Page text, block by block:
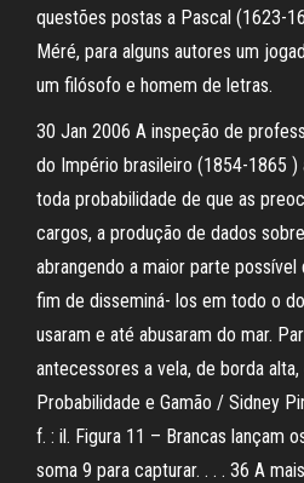
questões postas a Pascal (1623-
Méré, para alguns autores um
um filósofo e homem de letras.
30 Jan 2006 A inspeção de
do Império brasileiro (1854-1865 )
toda probabilidade de que as
cargos, a produção de dados
abrangendo a maior parte
fim de disseminá- los em todo o
usaram e até abusaram do mar.
antecessores a vela, de borda
Probabilidade e Gamão / Sidney
f. : il. Figura 11 – Brancas lançam
soma 9 para capturar. . . . 36 A